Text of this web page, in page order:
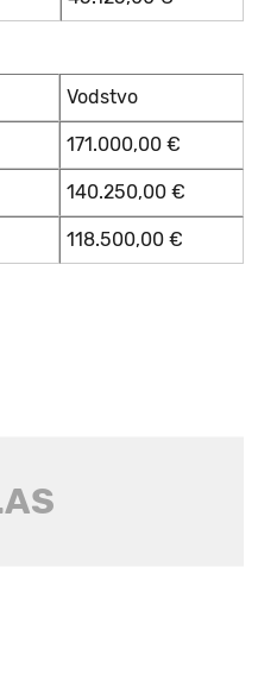
Vodstvo
171.000,00 €
140.250,00 €
118.500,00 €